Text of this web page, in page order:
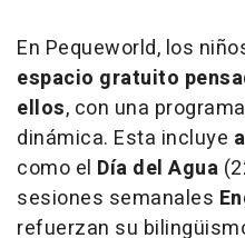
En Pequeworld, los
espacio gratuito
ellos, con una
dinámica. Esta incluye
como el Día del Agua
sesiones semanales
refuerzan su